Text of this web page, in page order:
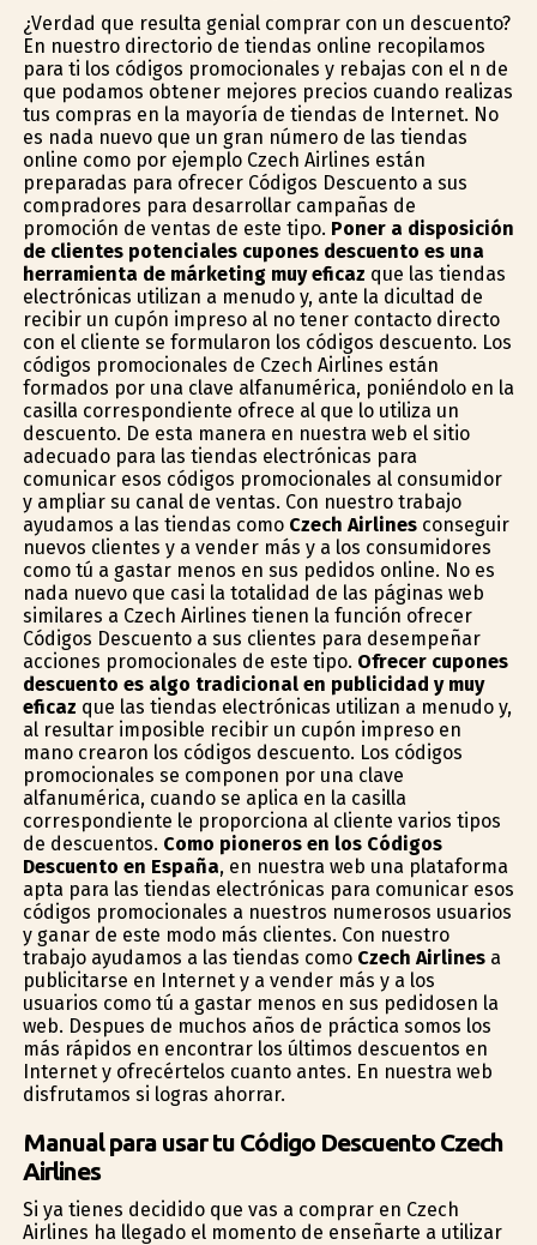
¿Verdad que resulta genial comprar con un descuento?
En nuestro directorio de tiendas online recopilamos
para ti los códigos promocionales y rebajas con el fin de
que podamos obtener mejores precios cuando realizas
tus compras en la mayoría de tiendas de Internet. No
es nada nuevo que un gran número de las tiendas
online como por ejemplo Czech Airlines están
preparadas para ofrecer Códigos Descuento a sus
compradores para desarrollar campañas de
promoción de ventas de este tipo. Poner a disposición
de clientes potenciales cupones descuento es una
herramienta de márketing muy eficaz que las tiendas
electrónicas utilizan a menudo y, ante la dificultad de
recibir un cupón impreso al no tener contacto directo
con el cliente se formularon los códigos descuento. Los
códigos promocionales de Czech Airlines están
formados por una clave alfanumérica, poniéndolo en la
casilla correspondiente ofrece al que lo utiliza un
descuento. De esta manera en nuestra web el sitio
adecuado para las tiendas electrónicas para
comunicar esos códigos promocionales al consumidor
y ampliar su canal de ventas. Con nuestro trabajo
ayudamos a las tiendas como Czech Airlinesconseguir
nuevos clientes y a vender más y a los consumidores
como tú a gastar menos en sus pedidos online. No es
nada nuevo que casi la totalidad de las páginas web
similares a Czech Airlines tienen la función ofrecer
Códigos Descuento a sus clientes para desempeñar
acciones promocionales de este tipo. Ofrecer cupones
descuento es algo tradicional en publicidad y muy
eficaz que las tiendas electrónicas utilizan a menudo y,
al resultar imposible recibir un cupón impreso en
mano crearon los códigos descuento. Los códigos
promocionales se componen por una clave
alfanumérica, cuando se aplica en la casilla
correspondiente le proporciona al cliente varios tipos
de descuentos. Como pioneros en los Códigos
Descuento en España, en nuestra web una plataforma
apta para las tiendas electrónicas para comunicar esos
códigos promocionales a nuestros numerosos usuarios
y ganar de este modo más clientes. Con nuestro
trabajo ayudamos a las tiendas como Czech Airlinesa
publicitarse en Internet y a vender más y a los
usuarios como tú a gastar menos en sus pedidosen la
web. Despues de muchos años de práctica somos los
más rápidos en encontrar los últimos descuentos en
Internet y ofrecértelos cuanto antes. En nuestra web
disfrutamos si logras ahorrar.
Manual para usar tu Código Descuento Czech
Airlines
Si ya tienes decidido que vas a comprar en Czech
Airlines ha llegado el momento de enseñarte a utilizar